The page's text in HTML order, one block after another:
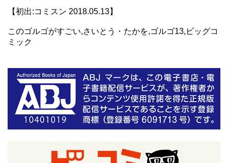
【初出:コミスン 2018.05.13】
このゴルゴがすごい,さいとう・たかを,ゴルゴ13,ビッグコ
ミック